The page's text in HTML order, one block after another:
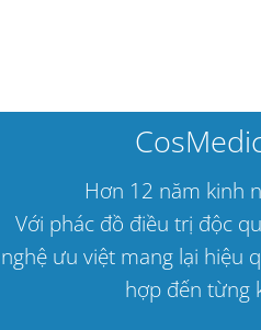
Hơn 12 năm kinh
Với phác đồ điều trị độc
nghệ ưu việt mang lại hiệu
hợp đến từng